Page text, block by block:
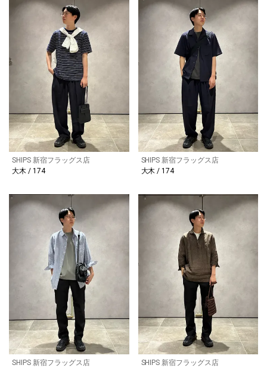
SHIPS 新宿フラッグス店
大木 / 174
SHIPS 新宿フラッグス店
大木 / 174
SHIPS 新宿フラッグス店
SHIPS 新宿フラッグス店